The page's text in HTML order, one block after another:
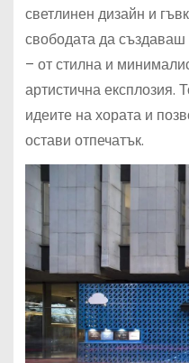
светлинен дизайн и
свободата да
– от стилна и
артистична експлозия.
идеите на хората и
остави отпечатък.